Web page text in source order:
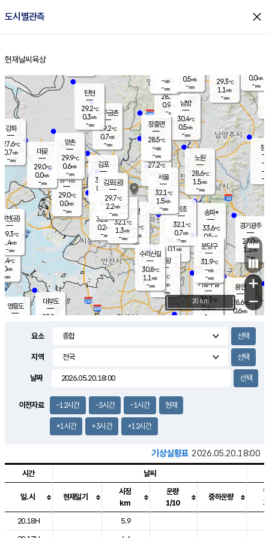
도시별관측 close
홈
현재날씨 육상
의도
℃
m/s
mm
영흥도
양주
28.1℃
0.9
-mm
과천
28.4℃
0.1m/s
- mm
용인
28.6℃
0.6m/s
경기광주
27.0℃
1.3m/s
-mm
0.1m/s
대부도
28.8
경서동
29.0℃
0.0m/s
-mm
파주금촌
29.2℃
0.7m/s
-mm
29.3℃
1.1 m/s
-mm
대곶
29.0℃
0.0m/s
-mm
창
-
-m/
-
탄현
29.2℃
0.3m/s
-mm
0.0m/s
-mm
의왕
- ℃
-m/s
-mm
김포
30.3℃
0.1 m/s
mm
광명
33.2 ℃
1.2 m/s
-mm
부천
32.1℃
0.2m/s
-mm
양촌
29.9℃
0.6m/s
-mm
구로
32.1℃
1.3m/s
-mm
은평
27.2℃
0.0 m/s
- mm
노원
28.6℃
1.5m/s
-mm
송파*
33.6℃
0.5m/s
-mm
서초
32.1℃
0.7m/s
-mm
남방
30.4℃
0.5m/s
-mm
기흥구갈
30.3℃
0.4m/s
-
수리산길
30.8℃
1.1 m/s
-mm
분당구
31.9℃
-m/s
-mm
장흥면
28.5℃
-m/s
-mm
-m/s
-mm
강화
27.6℃
0.7m/s
-mm
인천(공)
29.3℃
1.4m/s
-mm
김포(공)
29.7℃
2.2m/s
-mm
서울
32.1℃
1.5m/s
-mm
0.5m/s
-mm
+
−
20 km
요소
지역
날짜
이전자료 -12시간 -3시간 -1시간 현재
+1시간 +3시간 +12시간
기상실황표 2026.05.20.18:00
도시별 기상실황표로 지점, 날씨, 기온, 강수, 바람, 기압등을 안내한 표입
시간 날씨
일.시 현재일기
시정
km
운량
1/10
중하운량
20.18H
5.9